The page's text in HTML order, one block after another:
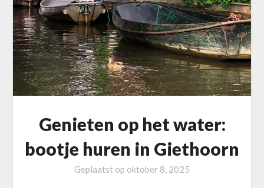
Genieten op het water:
bootje huren in Giethoorn
Geplaatst op oktober 8, 2025